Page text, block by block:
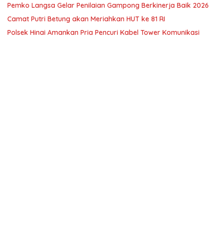
Pemko Langsa Gelar Penilaian Gampong Berkinerja Baik 2026
Camat Putri Betung akan Meriahkan HUT ke 81 RI
Polsek Hinai Amankan Pria Pencuri Kabel Tower Komunikasi